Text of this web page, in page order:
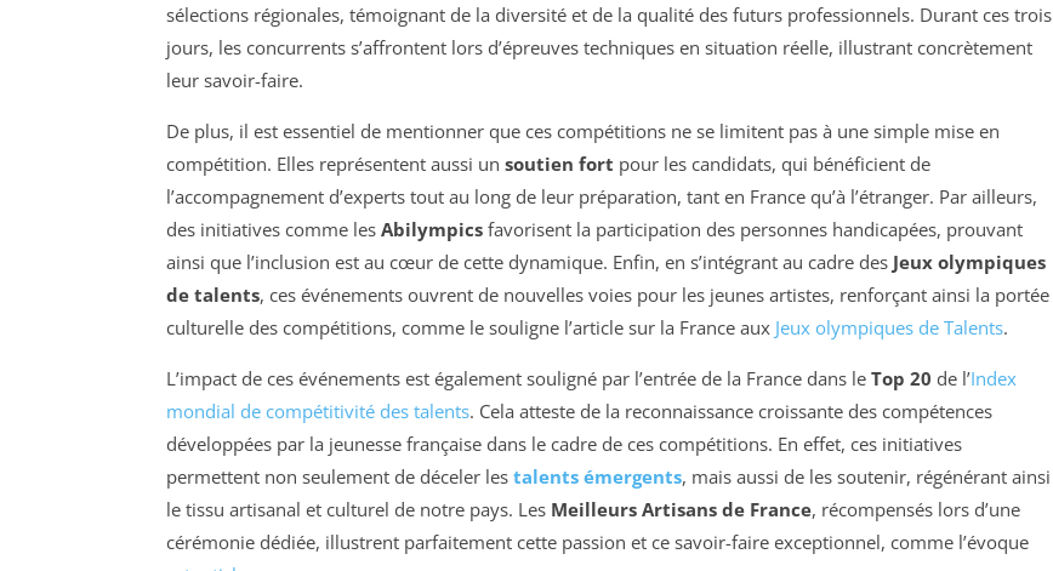
sélections régionales, témoignant de la diversité et de la qualité des futurs professionnels. Durant ces trois
jours, les concurrents s’affrontent lors d’épreuves techniques en situation réelle, illustrant concrètement
leur savoir-faire.
De plus, il est essentiel de mentionner que ces compétitions ne se limitent pas à une simple mise en
compétition. Elles représentent aussi un soutien fort pour les candidats, qui bénéficient de
l’accompagnement d’experts tout au long de leur préparation, tant en France qu’à l’étranger. Par ailleurs,
des initiatives comme les Abilympics favorisent la participation des personnes handicapées, prouvant
ainsi que l’inclusion est au cœur de cette dynamique. Enfin, en s’intégrant au cadre des Jeux olympiques
de talents, ces événements ouvrent de nouvelles voies pour les jeunes artistes, renforçant ainsi la portée
culturelle des compétitions, comme le souligne l’article sur la France aux Jeux olympiques de Talents.
L’impact de ces événements est également souligné par l’entrée de la France dans le Top 20 de l’Index
mondial de compétitivité des talents. Cela atteste de la reconnaissance croissante des compétences
développées par la jeunesse française dans le cadre de ces compétitions. En effet, ces initiatives
permettent non seulement de déceler les talents émergents, mais aussi de les soutenir, régénérant ainsi
le tissu artisanal et culturel de notre pays. Les Meilleurs Artisans de France, récompensés lors d’une
cérémonie dédiée, illustrent parfaitement cette passion et ce savoir-faire exceptionnel, comme l’évoque